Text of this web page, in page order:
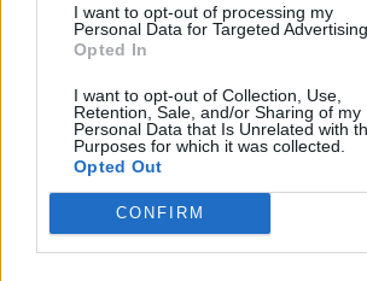
I want to opt-out of processing my
Personal Data for Targeted Advertising.
Opted In
I want to opt-out of Collection, Use,
Retention, Sale, and/or Sharing of my
Personal Data that Is Unrelated with
Purposes for which it was collected.
Opted Out
CONFIRM
secondo anno”, fu la celebre prediction
Al City Ground però non c’è tempo, e
Perchè non sognare di nuovo?